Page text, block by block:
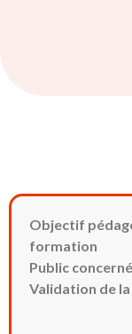
Objectif
formation
Public
Validation de